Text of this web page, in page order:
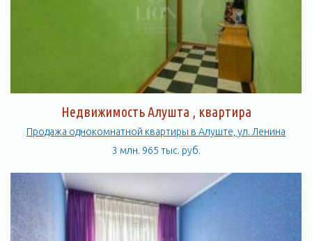
Недвижимость Алушта , квартира
Продажа однокомнатной квартиры в Алуште, ул. Ленина
3 млн. 965 тыс. руб.